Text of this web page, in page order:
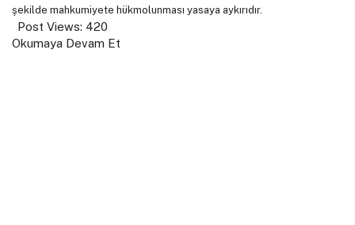
şekilde mahkumiyete hükmolunması yasaya aykırıdır.
Post Views: 420
Okumaya Devam Et